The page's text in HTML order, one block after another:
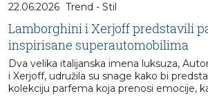
22.06.2026 Trend - Stil
Lamborghini i Xerjoff predstavili
inspirisane superautomobilima
Dva velika italijanska imena luksuza,
i Xerjoff, udružila su snage kako bi
kolekciju parfema koja prenosi emocije,